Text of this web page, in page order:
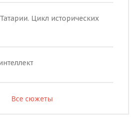
Цикл исторических
Все сюжеты